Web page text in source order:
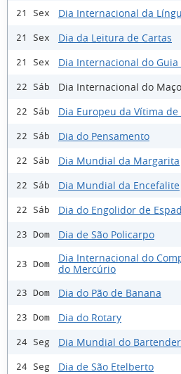
21 Sex Dia Internacional da
21 Sex Dia da Leitura de Cartas
21 Sex Dia Internacional do
22 Sáb Dia Internacional do
22 Sáb Dia Europeu da Vítima de
22 Sáb Dia do Pensamento
22 Sáb Dia Mundial da Margarita
22 Sáb Dia Mundial da Encefalite
22 Sáb Dia do Engolidor de
23 Dom Dia de São Policarpo
23 Dom
Dia Internacional do
do Mercúrio
23 Dom Dia do Pão de Banana
23 Dom Dia do Rotary
24 Seg Dia Mundial do Bartender
24 Seg Dia de São Etelberto